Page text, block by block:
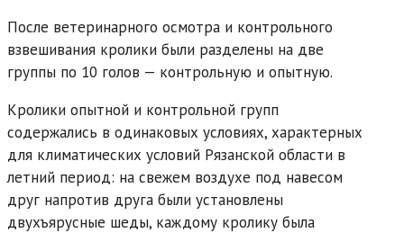
После ветеринарного осмотра и контрольного
взвешивания кролики были разделены на две
группы по 10 голов — контрольную и опытную.
Кролики опытной и контрольной групп
содержались в одинаковых условиях, характерных
для климатических условий Рязанской области в
летний период: на свежем воздухе под навесом
друг напротив друга были установлены
двухъярусные шеды, каждому кролику была